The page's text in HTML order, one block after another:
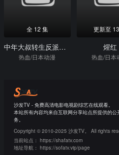
全 12 集
中年大叔转生反派千金
热血/日本动漫
更新至
煋红
热血/日本
沙发TV - 免费高清电影电视剧综艺在线观看。
本站所有内容均来自互联网分享站点所提供的
务。
Copyright © 2010-2025 沙发TV。 All rights
当前站点： https://shafatv.com
地址导航： https://sofatv.vip/page